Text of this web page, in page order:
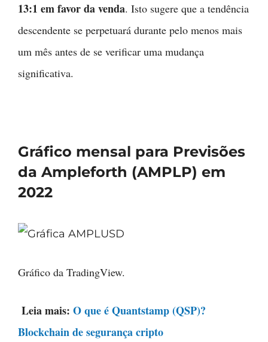
13:1 em favor da venda. Isto sugere que a tendência
descendente se perpetuará durante pelo menos mais
um mês antes de se verificar uma mudança
significativa.
Gráfico mensal para Previsões
da Ampleforth (AMPLP) em
2022
Gráfico da TradingView.
Leia mais: O que é Quantstamp (QSP)?
Blockchain de segurança cripto